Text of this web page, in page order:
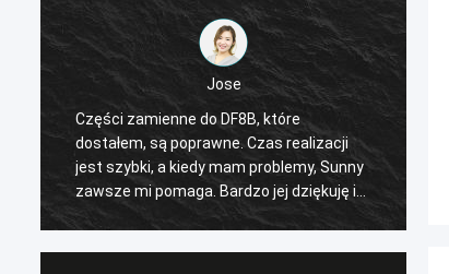
Jose
Części zamienne do DF8B, które
dostałem, są poprawne. Czas realizacji
jest szybki, a kiedy mam problemy, Sunny
zawsze mi pomaga. Bardzo jej dziękuję i
czekam na naszą przyszłą współpracę.